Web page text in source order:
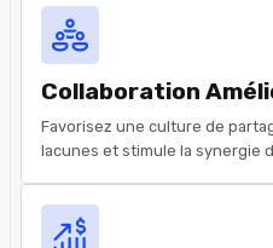
Collaboration
Favorisez une culture de
lacunes et stimule la synergie